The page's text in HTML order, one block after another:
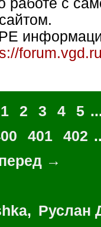
работе с
сайтом.
1 2 3 4 5
401 402
→
, Руслан